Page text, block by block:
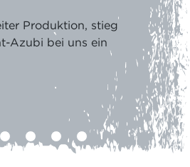
Produktion, stieg
Azubi bei uns ein